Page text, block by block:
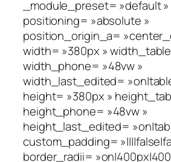
_module_preset= »default »
positioning= »absolute »
position_origin_a=
width= »380px »
width_phone= »48vw »
width_last_edited=
height= »380px »
height_phone= »48vw »
height_last_edited=
custom_padding=
border_radii=